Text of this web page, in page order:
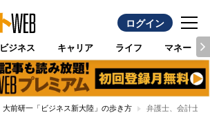
ログイン
ビジネス キャリア ライフ マネー
大前研一「ビジネス新大陸」の歩き方 弁護士、会計士